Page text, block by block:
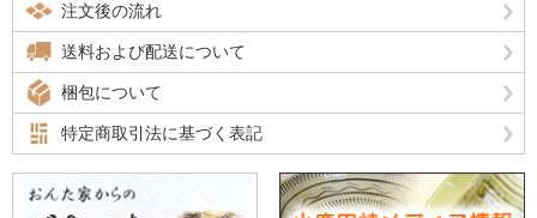
注文後の流れ
送料および配送について
梱包について
特定商取引法に基づく表記